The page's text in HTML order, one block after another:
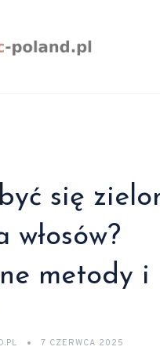
się
włosów?
metody i
7 CZERWCA 2025